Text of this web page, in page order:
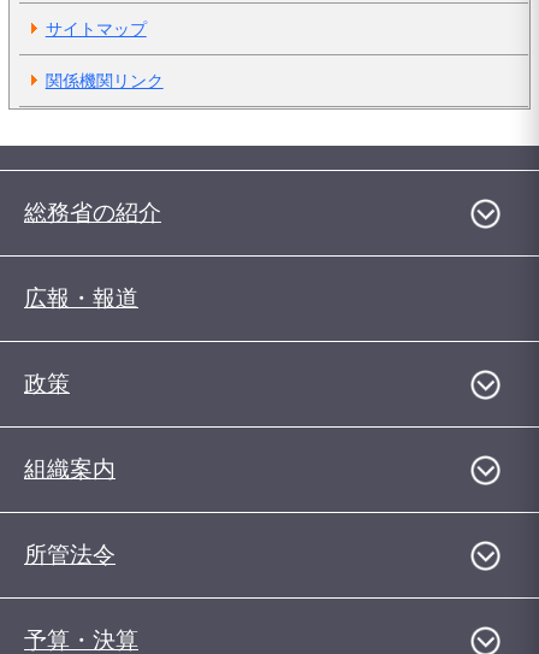
サイトマップ
関係機関リンク
総務省の紹介
広報・報道
政策
組織案内
所管法令
予算・決算